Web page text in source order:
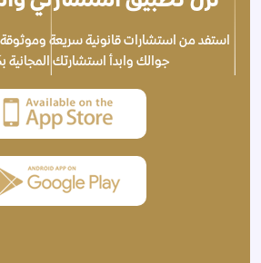
استفد من استشارات قانونية سريعة
جوالك وابدأ استشارتك